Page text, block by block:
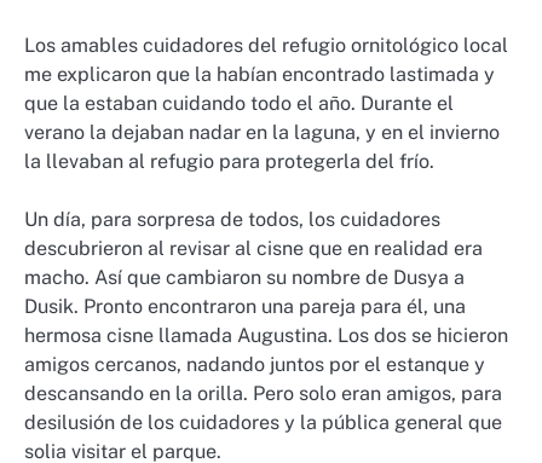
Los amables cuidadores del refugio ornitológico local
me explicaron que la habían encontrado lastimada y
que la estaban cuidando todo el año. Durante el
verano la dejaban nadar en la laguna, y en el invierno
la llevaban al refugio para protegerla del frío.
Un día, para sorpresa de todos, los cuidadores
descubrieron al revisar al cisne que en realidad era
macho. Así que cambiaron su nombre de Dusya a
Dusik. Pronto encontraron una pareja para él, una
hermosa cisne llamada Augustina. Los dos se hicieron
amigos cercanos, nadando juntos por el estanque y
descansando en la orilla. Pero solo eran amigos, para
desilusión de los cuidadores y la pública general que
solia visitar el parque.